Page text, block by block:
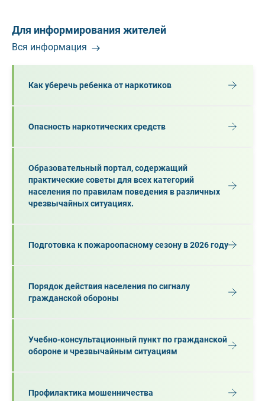
Для информирования жителей
Вся информация
Как уберечь ребенка от наркотиков
Опасность наркотических средств
Образовательный портал, содержащий
практические советы для всех категорий
населения по правилам поведения в различных
чрезвычайных ситуациях.
Подготовка к пожароопасному сезону в 2026 году
Порядок действия населения по сигналу
гражданской обороны
Учебно-консультационный пункт по гражданской
обороне и чрезвычайным ситуациям
Профилактика мошенничества